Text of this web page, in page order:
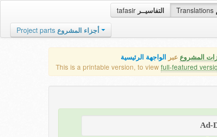
tafasir التفاسيــر Translations
Project parts أجزاء المشروع
المشروع عبر الواجهة الرئيسية
This is a printable version, to view full-featured